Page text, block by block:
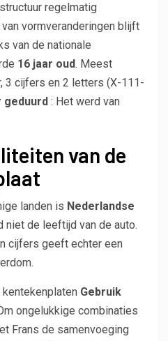
regelmatig
vormveranderingen blijft
van de nationale
16 jaar oud. Meest
3 cijfers en 2 letters (X-111-
geduurd : Het werd van
van de
landen is Nederlandse
niet de leeftijd van de auto.
cijfers geeft echter een
Gebruik
ongelukkige combinaties
Frans de samenvoeging